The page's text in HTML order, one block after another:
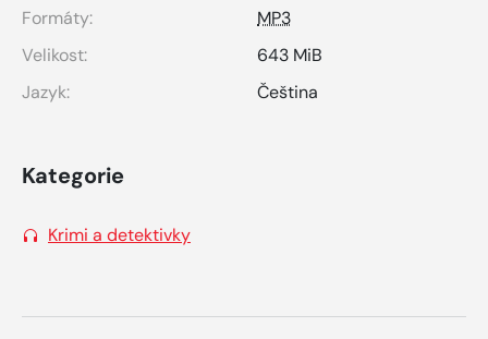
Formáty:
MP3
Velikost:
643 MiB
Jazyk:
Čeština
Kategorie
Krimi a detektivky